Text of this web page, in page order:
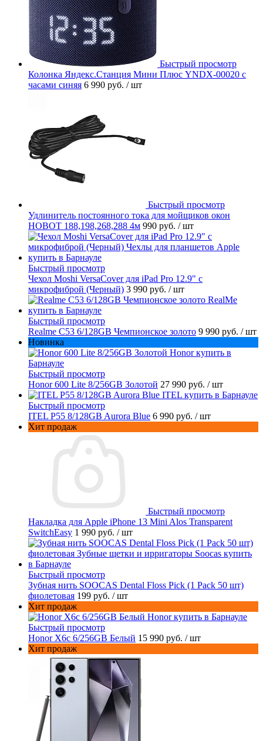
Быстрый просмотр
Колонка Яндекс.Станция Мини Плюс YNDX-00020 с
часами синяя 6 990 руб. / шт
Быстрый просмотр
Удлинитель постоянного тока для мойщиков окон
HOBOT 188,198,268,288 4м 990 руб. / шт
Быстрый просмотр
Чехол Moshi VersaCover для iPad Pro 12.9" с
микрофиброй (Черный) 3 990 руб. / шт
Быстрый просмотр
Realme C53 6/128GB Чемпионское золото 9 990 руб. / шт
Новинка
Быстрый просмотр
Honor 600 Lite 8/256GB Золотой 27 990 руб. / шт
Быстрый просмотр
ITEL P55 8/128GB Aurora Blue 6 990 руб. / шт
Хит продаж
Быстрый просмотр
Накладка для Apple iPhone 13 Mini Alos Transparent
SwitchEasy 1 990 руб. / шт
Быстрый просмотр
Зубная нить SOOCAS Dental Floss Pick (1 Pack 50 шт)
фиолетовая 199 руб. / шт
Хит продаж
Быстрый просмотр
Honor X6c 6/256GB Белый 15 990 руб. / шт
Хит продаж